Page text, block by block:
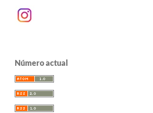
Número actual